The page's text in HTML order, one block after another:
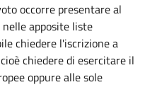
occorre presentare al
apposite liste
chiedere l'iscrizione a
chiedere di esercitare il
oppure alle sole